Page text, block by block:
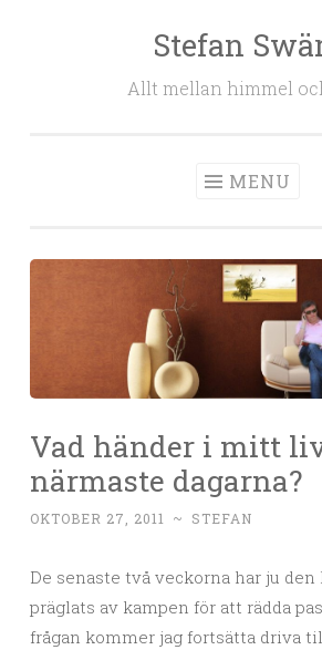
Stefan
Allt mellan himmel
MENU
Vad händer i mitt
närmaste dagarna?
OKTOBER 27, 2011 ~ STEFAN
De senaste två veckorna har ju
präglats av kampen för att rädda
frågan kommer jag fortsätta driva